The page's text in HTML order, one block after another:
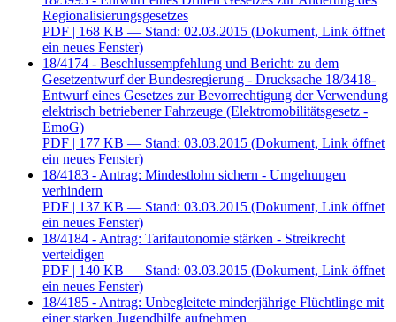
Regionalisierungsgesetzes
PDF | 168 KB — Stand: 02.03.2015 (Dokument, Link öffnet
ein neues Fenster)
18/4174 - Beschlussempfehlung und Bericht: zu dem
Gesetzentwurf der Bundesregierung - Drucksache 18/3418-
Entwurf eines Gesetzes zur Bevorrechtigung der Verwendung
elektrisch betriebener Fahrzeuge (Elektromobilitätsgesetz -
EmoG)
PDF | 177 KB — Stand: 03.03.2015 (Dokument, Link öffnet
ein neues Fenster)
18/4183 - Antrag: Mindestlohn sichern - Umgehungen
verhindern
PDF | 137 KB — Stand: 03.03.2015 (Dokument, Link öffnet
ein neues Fenster)
18/4184 - Antrag: Tarifautonomie stärken - Streikrecht
verteidigen
PDF | 140 KB — Stand: 03.03.2015 (Dokument, Link öffnet
ein neues Fenster)
18/4185 - Antrag: Unbegleitete minderjährige Flüchtlinge mit
einer starken Jugendhilfe aufnehmen